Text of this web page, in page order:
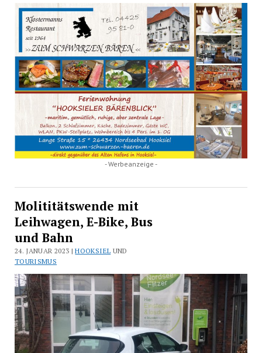
- Werbeanzeige -
Molititätswende mit
Leihwagen, E-Bike, Bus
und Bahn
24. JANUAR 2023 |HOOKSIEL UND
TOURISMUS